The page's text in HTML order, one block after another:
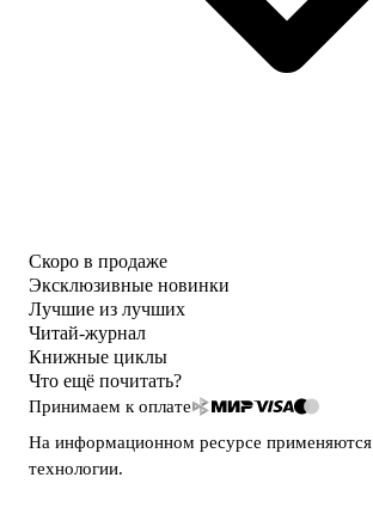
Скоро в продаже
Эксклюзивные новинки
Лучшие из лучших
Читай-журнал
Книжные циклы
Что ещё почитать?
Принимаем к оплате
На информационном ресурсе применяются
технологии.